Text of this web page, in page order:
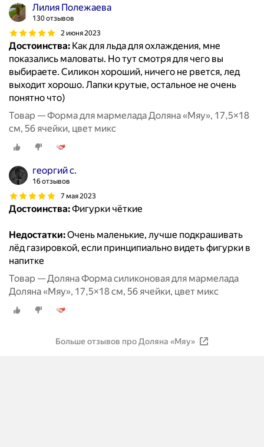
Лилия Полежаева
130 отзывов
2 июня 2023
Достоинства: Как для льда для охлаждения, мне
показались маловаты. Но тут смотря для чего вы
выбираете. Силикон хороший, ничего не рвется, лед
выходит хорошо. Лапки крутые, остальное не очень
понятно что)
Товар — Форма для мармелада Доляна «Мяу», 17,5×18
см, 56 ячейки, цвет микс
георгий с.
16 отзывов
7 мая 2023
Достоинства:Фигурки чёткие
Недостатки:Очень маленькие, лучше подкрашивать
лёд газировкой, если принципиально видеть фигурки в
напитке
Товар — Доляна Форма силиконовая для мармелада
Доляна «Мяу», 17,5×18 см, 56 ячейки, цвет микс
Больше отзывов про Доляна «Мяу»